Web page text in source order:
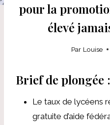
pour la
élevé
Par Louise
Brief de plongée :
Le taux de lycéens
gratuite d’aide